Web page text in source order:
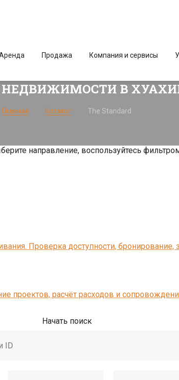
Продажа Компания и сервисы
НЕДВИЖИМОСТИ В
Главная Каталог The Standard
направление, воспользуйтесь
Проверка доступности, бронирование,
проектов, расчёт расходов и
Начать поиск